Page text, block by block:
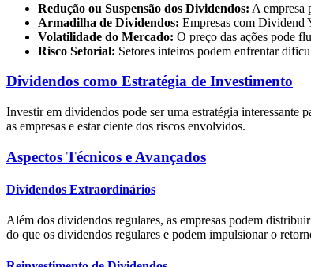
Redução ou Suspensão dos Dividendos: A empresa
Armadilha de Dividendos: Empresas com Dividend
Volatilidade do Mercado: O preço das ações pode
Risco Setorial: Setores inteiros podem enfrentar
Dividendos como Estratégia de Investimento
Investir em dividendos pode ser uma estratégia interessante
as empresas e estar ciente dos riscos envolvidos.
Aspectos Técnicos e Avançados
Dividendos Extraordinários
Além dos dividendos regulares, as empresas podem distribuir
do que os dividendos regulares e podem impulsionar o